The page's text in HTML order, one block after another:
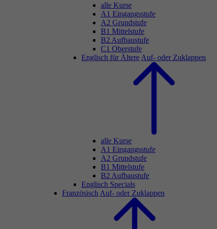
alle Kurse
A1 Eingangsstufe
A2 Grundstufe
B1 Mittelstufe
B2 Aufbaustufe
C1 Oberstufe
Englisch für Ältere Auf- oder Zuklappen
alle Kurse
A1 Eingangsstufe
A2 Grundstufe
B1 Mittelstufe
B2 Aufbaustufe
Englisch Specials
Französisch Auf- oder Zuklappen